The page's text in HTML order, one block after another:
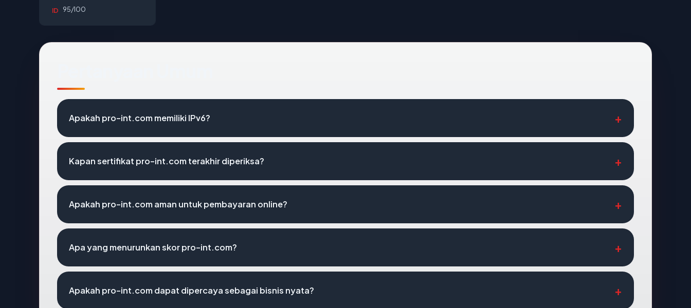
ID 95/100
Apakah pro-int.com memiliki IPv6?
Kapan sertifikat pro-int.com terakhir diperiksa?
Apakah pro-int.com aman untuk pembayaran online?
Apa yang menurunkan skor pro-int.com?
Apakah pro-int.com dapat dipercaya sebagai bisnis nyata?